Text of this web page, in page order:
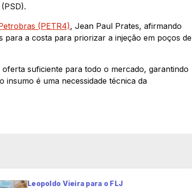
(PETR4), Jean Paul Prates, afirmando
para a costa para priorizar a injeção em poços de
suficiente para todo o mercado, garantindo
insumo é uma necessidade técnica da
Leopoldo Vieira para o FLJ